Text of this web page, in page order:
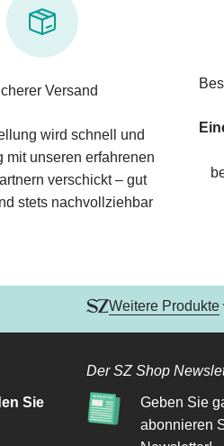
Versand
wird schnell und
mit unseren erfahrenen
verschickt – gut
stets nachvollziehbar
Weitere Produkte
Sie
Der SZ Shop
Geben Sie
abonnieren